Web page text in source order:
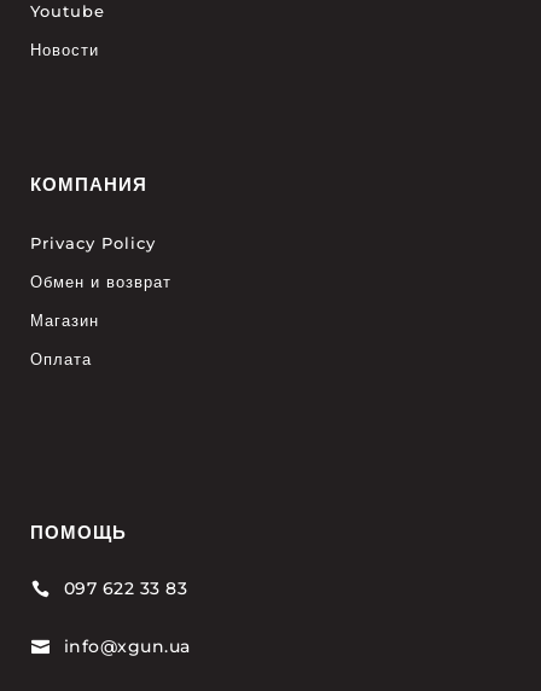
Youtube
Новости
КОМПАНИЯ
Privacy Policy
Обмен и возврат
Магазин
Оплата
ПОМОЩЬ
 097 622 33 83
 info@xgun.ua